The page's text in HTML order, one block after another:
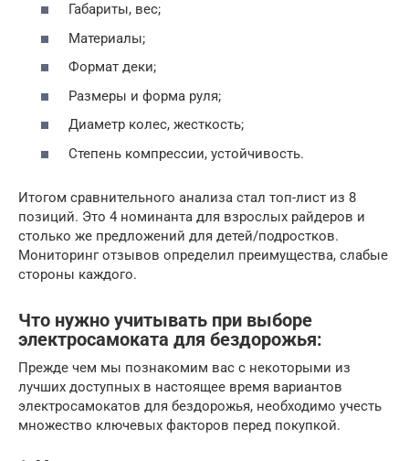
Габариты, вес;
Материалы;
Формат деки;
Размеры и форма руля;
Диаметр колес, жесткость;
Степень компрессии, устойчивость.
Итогом сравнительного анализа стал топ-лист из 8
позиций. Это 4 номинанта для взрослых райдеров и
столько же предложений для детей/подростков.
Мониторинг отзывов определил преимущества, слабые
стороны каждого.
Что нужно учитывать при выборе
электросамоката для бездорожья:
Прежде чем мы познакомим вас с некоторыми из
лучших доступных в настоящее время вариантов
электросамокатов для бездорожья, необходимо учесть
множество ключевых факторов перед покупкой.